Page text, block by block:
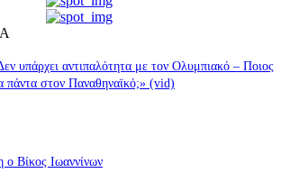
υπάρχει αντιπαλότητα με τον Ολυμπιακό – Ποιος
πάντα στον Παναθηναϊκό;» (vid)
Βίκος Ιωαννίνων